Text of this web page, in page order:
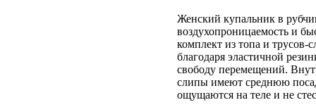
Женский купальник в
воздухопроницаемость и
комплект из топа и трусов-
благодаря эластичной
свободу перемещений.
слипы имеют среднюю
ощущаются на теле и не